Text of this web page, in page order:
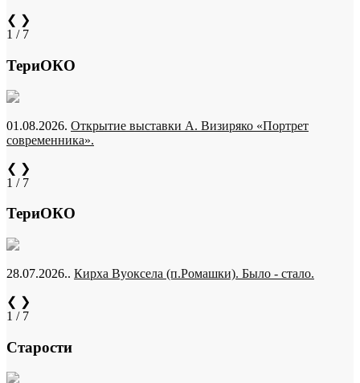
❮ ❯
1 / 7
ТериОКО
01.08.2026. Открытие выставки А. Визиряко «Портрет
современника».
❮ ❯
1 / 7
ТериОКО
28.07.2026.. Кирха Вуоксела (п.Ромашки). Было - стало.
❮ ❯
1 / 7
Старости